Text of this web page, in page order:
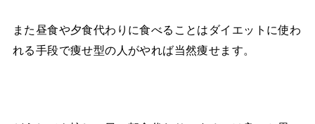
また昼食や夕食代わりに食べることはダイエットに使わ
れる手段で痩せ型の人がやれば当然痩せます。